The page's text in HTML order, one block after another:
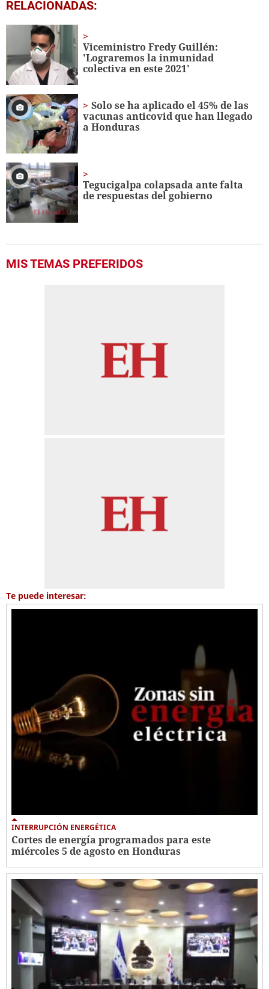
seconds
minute,
seconds
RELACIONADAS:
Viceministro Fredy Guillén:
'Lograremos la inmunidad
colectiva en este 2021'
Solo se ha aplicado el 45% de las
vacunas anticovid que han llegado
a Honduras
Tegucigalpa colapsada ante falta
de respuestas del gobierno
MIS TEMAS PREFERIDOS
Te puede interesar:
INTERRUPCIÓN ENERGÉTICA
Cortes de energía programados para este
miércoles 5 de agosto en Honduras